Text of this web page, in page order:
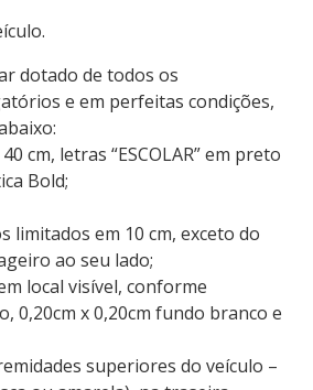
dotado de todos os
e em perfeitas condições,
cm, letras “ESCOLAR” em preto
Bold;
limitados em 10 cm, exceto do
ao seu lado;
local visível, conforme
0,20cm x 0,20cm fundo branco e
superiores do veículo –